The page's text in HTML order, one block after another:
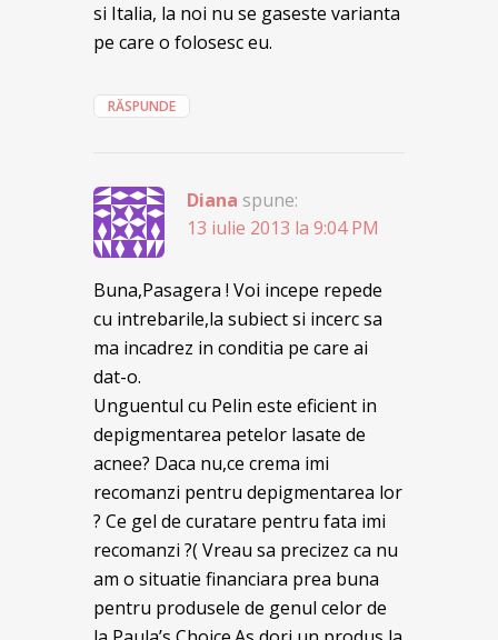
si Italia, la noi nu se gaseste varianta
pe care o folosesc eu.
RĂSPUNDE
Diana spune:
13 iulie 2013 la 9:04 PM
Buna,Pasagera ! Voi incepe repede
cu intrebarile,la subiect si incerc sa
ma incadrez in conditia pe care ai
dat-o.
Unguentul cu Pelin este eficient in
depigmentarea petelor lasate de
acnee? Daca nu,ce crema imi
recomanzi pentru depigmentarea lor
? Ce gel de curatare pentru fata imi
recomanzi ?( Vreau sa precizez ca nu
am o situatie financiara prea buna
pentru produsele de genul celor de